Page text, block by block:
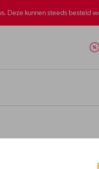
Deze kunnen steeds besteld